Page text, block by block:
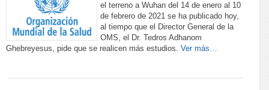
el terreno a Wuhan del 14 de enero al 10
de febrero de 2021 se ha publicado hoy,
al tiempo que el Director General de la
OMS, el Dr. Tedros Adhanom
Ghebreyesus, pide que se realicen más estudios. Ver más…